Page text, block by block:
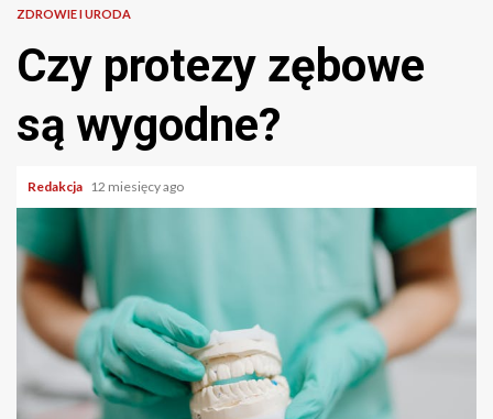
ZDROWIE I URODA
Czy protezy zębowe
są wygodne?
Redakcja 12 miesięcy ago